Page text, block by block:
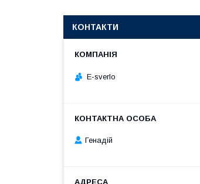
КОНТАКТИ
E-sverlo
Генадій